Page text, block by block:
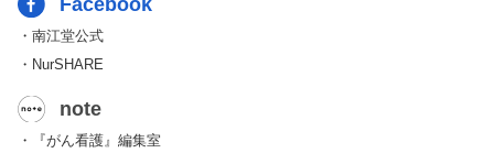
・南江堂公式
・NurSHARE
note
・『がん看護』編集室